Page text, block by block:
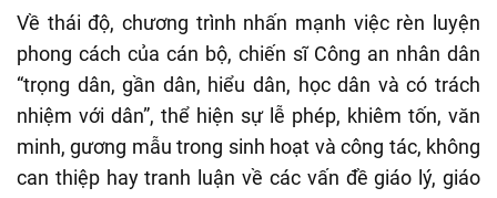
Về thái độ, chương trình nhấn mạnh việc rèn luyện
phong cách của cán bộ, chiến sĩCông an nhân dân
“trọng dân, gần dân, hiểu dân, học dân và có trách
nhiệm với dân”, thể hiện sự lễ phép, khiêm tốn, văn
minh, gương mẫu trong sinh hoạt và công tác, không
can thiệp hay tranh luận về các vấn đề giáo lý, giáo